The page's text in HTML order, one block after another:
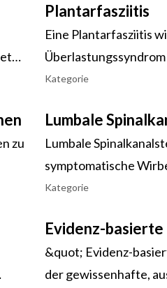
Plantarfasziitis
Eine Plantarfasziitis
Plantaraponeurose/
degenerativen
Plantarfaszie und
Fußsohle. Die
aus Bindegewebe,
Unterstützung des
Fußes dient. Zudem
Fußknochen ab.
Kategorie
zu
Lumbale
Lumbale
symptomatische
durch degenerative
Kategorie
Evidenz-
&quot; Evidenz-
der gewissenhafte,